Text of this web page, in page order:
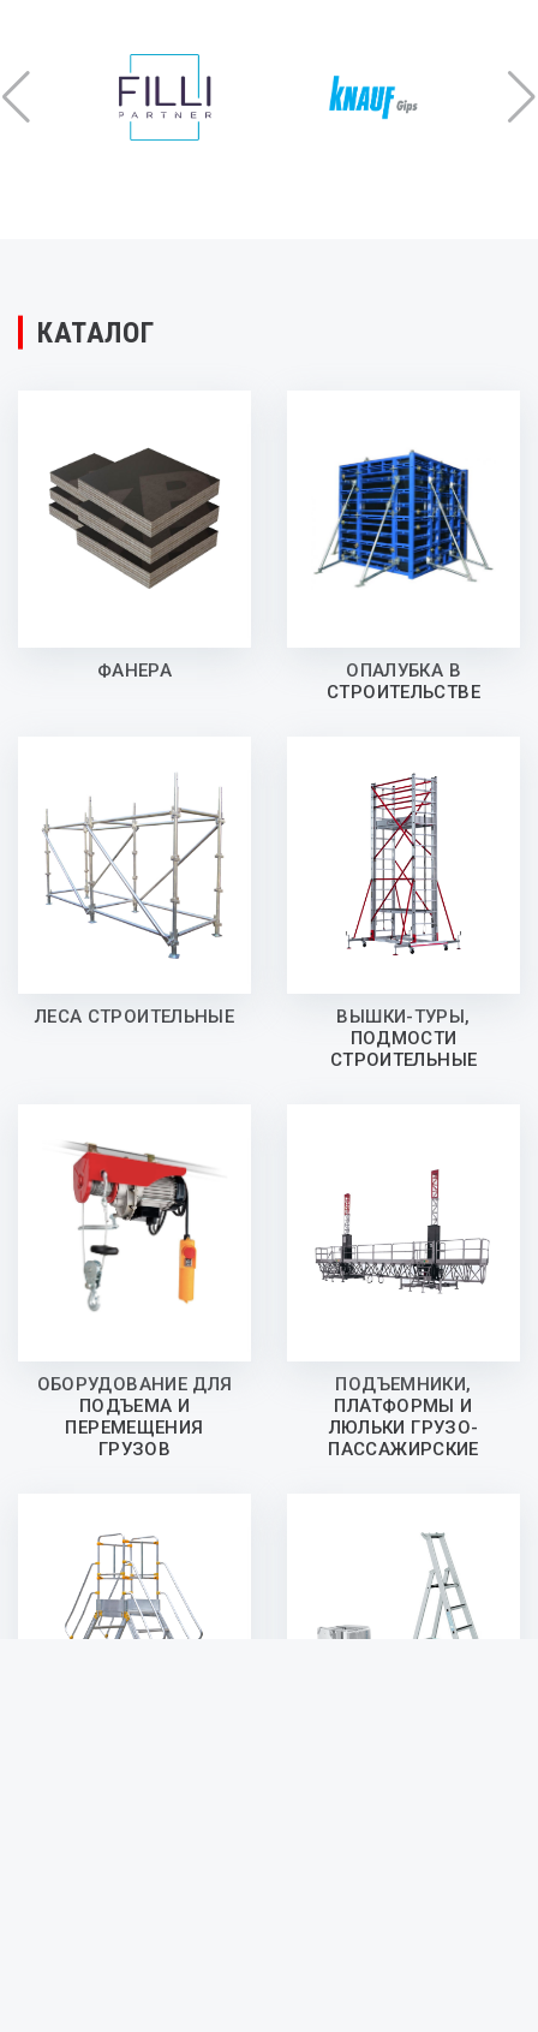
КАТАЛОГ
ФАНЕРА
ОПАЛУБКА В
СТРОИТЕЛЬСТВЕ
ЛЕСА СТРОИТЕЛЬНЫЕ
ВЫШКИ-ТУРЫ,
ПОДМОСТИ
СТРОИТЕЛЬНЫЕ
ОБОРУДОВАНИЕ ДЛЯ
ПОДЪЕМА И
ПЕРЕМЕЩЕНИЯ
ГРУЗОВ
ПОДЪЕМНИКИ,
ПЛАТФОРМЫ И
ЛЮЛЬКИ ГРУЗО-
ПАССАЖИРСКИЕ